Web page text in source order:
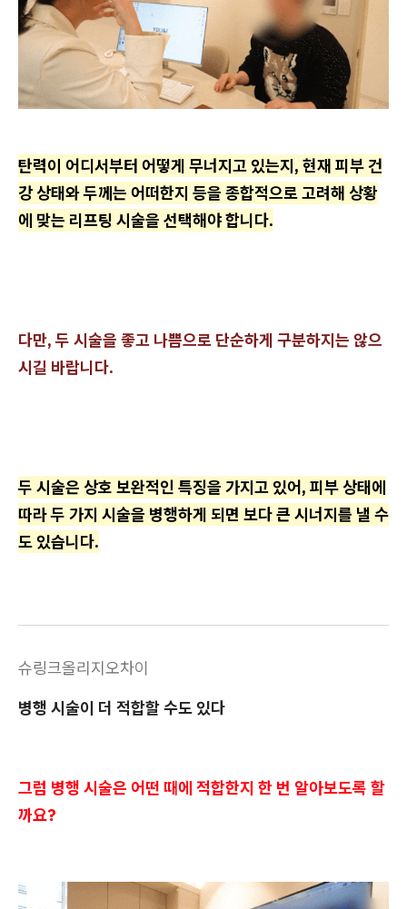
탄력이 어디서부터 어떻게 무너지고 있는지, 현재 피부 건
강 상태와 두께는 어떠한지 등을 종합적으로 고려해 상황
에 맞는 리프팅 시술을 선택해야 합니다.
다만, 두 시술을 좋고 나쁨으로 단순하게 구분하지는 않으
시길 바랍니다.
두 시술은 상호 보완적인 특징을 가지고 있어, 피부 상태에
따라 두 가지 시술을 병행하게 되면 보다 큰 시너지를 낼 수
도 있습니다.
슈링크올리지오차이
병행 시술이 더 적합할 수도 있다
그럼 병행 시술은 어떤 때에 적합한지 한 번 알아보도록 할
까요?